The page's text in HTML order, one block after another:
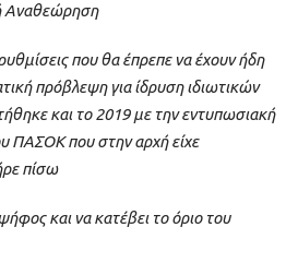
Αναθεώρηση
που θα έπρεπε να έχουν ήδη
πρόβλεψη για ίδρυση ιδιωτικών
και το 2019 με την εντυπωσιακή
ΠΑΣΟΚ που στην αρχή είχε
πίσω
και να κατέβει το όριο του